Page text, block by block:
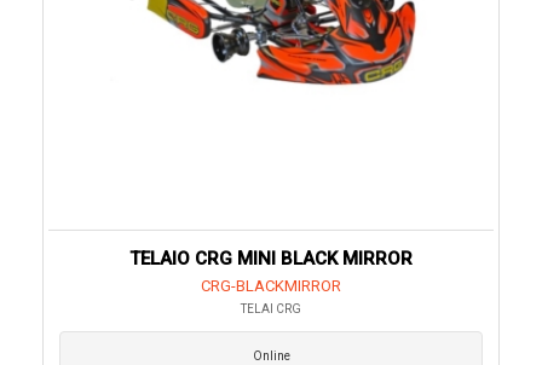
TELAIO CRG MINI BLACK MIRROR
CRG-BLACKMIRROR
TELAI CRG
Online